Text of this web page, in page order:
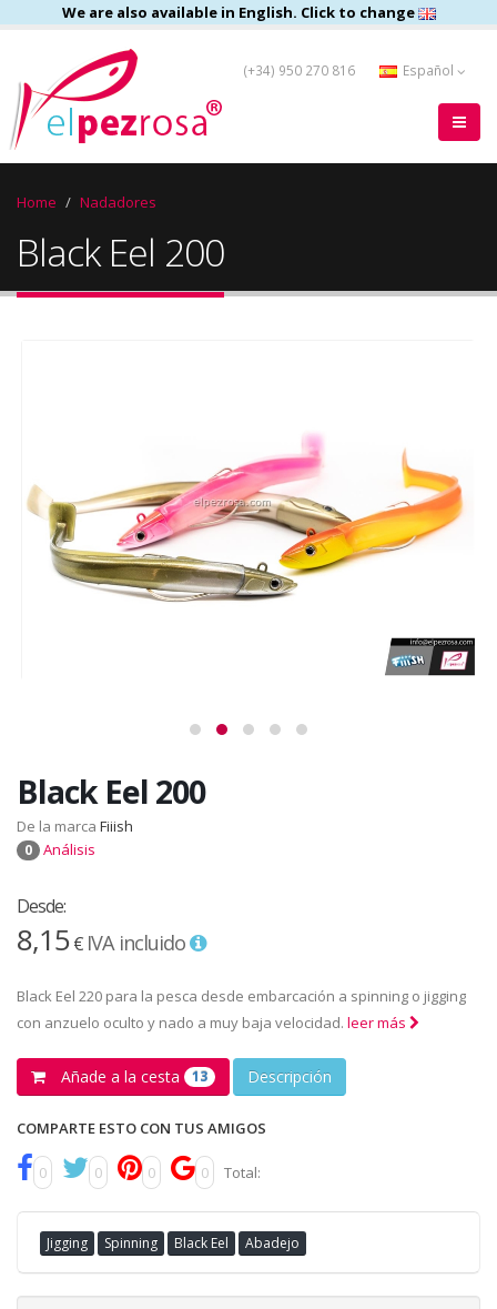
We are also available in English. Click to change
(+34) 950 270 816 Español
Home Nadadores
Black Eel 200
Black Eel 200
De la marca Fiiish
0 Análisis
Desde:
8,15€ IVA incluido
Black Eel 220 para la pesca desde embarcación a spinning o jigging
con anzuelo oculto y nado a muy baja velocidad. leer más
Añade a la cesta 13 Descripción
COMPARTE ESTO CON TUS AMIGOS
0 0 0 0 Total:
Jigging Spinning Black Eel Abadejo